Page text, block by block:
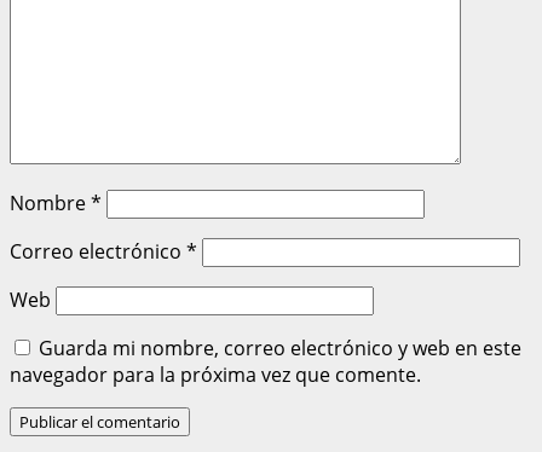
Nombre*
Correo electrónico *
Web
Guarda mi nombre, correo electrónico y web en este
navegador para la próxima vez que comente.